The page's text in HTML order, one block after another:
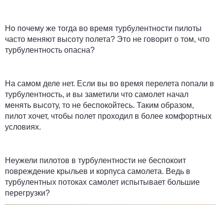
Но почему же тогда во время турбулентности пилоты
часто меняют высоту полета? Это не говорит о том, что
турбулентность опасна?
На самом деле нет. Если вы во время перелета попали в
турбулентность, и вы заметили что самолет начал
менять высоту, то не беспокойтесь. Таким образом,
пилот хочет, чтобы полет проходил в более комфортных
условиях.
Неужели пилотов в турбулентности не беспокоит
повреждение крыльев и корпуса самолета. Ведь в
турбулентных потоках самолет испытывает большие
перегрузки?